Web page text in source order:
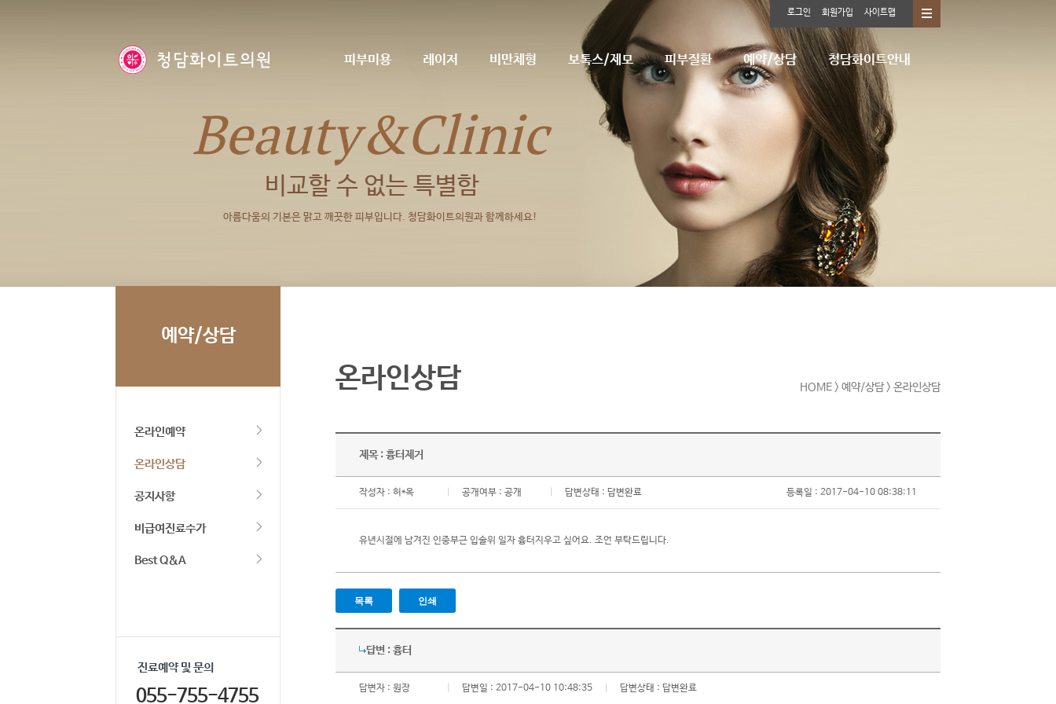
로그인 회원가입 사이트맵
피부미용 레이저 비만체형 보톡스/제모 피부질환 예약/상담 청담화이트안내
Beauty&Clinic
비교할 수 없는 특별함
아름다움의 기본은 맑고 깨끗한 피부입니다. 청담화이트의원과 함께하세요!
예약/상담
온라인예약
온라인상담
공지사항
비급여진료수가
Best Q&A
진료예약 및 문의
055-755-4755
온라인상담 HOME > 예약/상담 > 온라인상담
제목 : 흉터제거
작성자 : 허*옥 공개여부 : 공개 답변상태 : 답변완료 등록일 : 2017-04-10 08:38:11
유년시절에 남겨진 인중부근 입술위 일자 흉터지우고 싶어요. 조언 부탁드립니다.
목록 인쇄
답변 : 흉터
답변자 : 원장 답변일 : 2017-04-10 10:48:35 답변상태 : 답변완료